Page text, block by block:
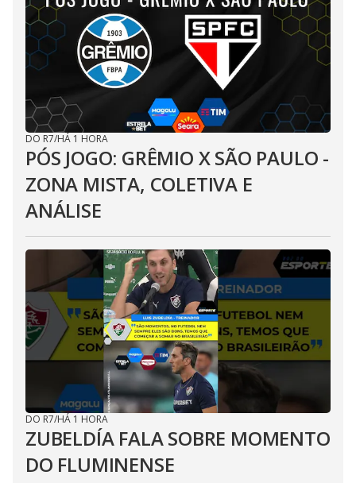
DO R7/HÁ 1 HORA
PÓS JOGO: GRÊMIO X SÃO PAULO -
ZONA MISTA, COLETIVA E
ANÁLISE
DO R7/HÁ 1 HORA
ZUBELDÍA FALA SOBRE MOMENTO
DO FLUMINENSE